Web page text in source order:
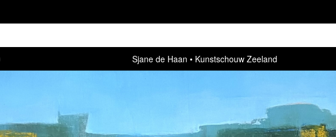
Sjane de Haan Kunstschouw Zeeland